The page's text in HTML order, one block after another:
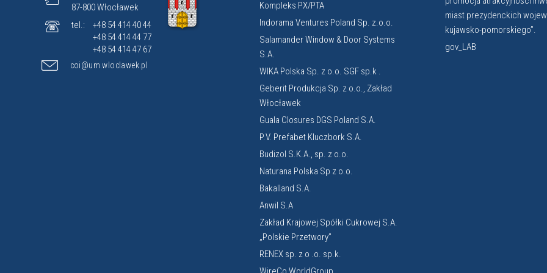
87-800 Włocławek
tel.:
+48 54 414 40 44
+48 54 414 44 77
+48 54 414 47 67
coi@um.wloclawek.pl
Kompleks PX/PTA
Indorama Ventures Poland Sp. z.o.o.
Salamander Window & Door Systems
S.A.
WIKA Polska Sp. z o.o. SGF sp.k .
Geberit Produkcja Sp. z o.o., Zakład
Włocławek
Guala Closures DGS Poland S.A.
P.V. Prefabet Kluczbork S.A.
Budizol S.K.A., sp. z o.o.
Naturana Polska Sp z o.o.
Bakalland S.A.
Anwil S.A
Zakład Krajowej Spółki Cukrowej S.A.
„Polskie Przetwory”
RENEX sp. z o .o. sp.k.
miast prezydenckich
kujawsko-pomorskiego”.
gov_LAB